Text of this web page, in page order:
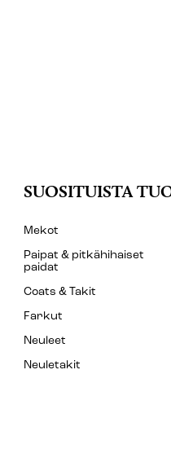
SUOSITUISTA
Mekot
Paipat & pitkähihaiset
paidat
Coats & Takit
Farkut
Neuleet
Neuletakit